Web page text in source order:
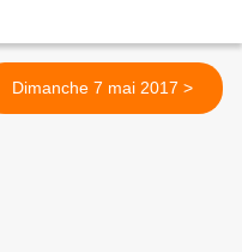
Dimanche 7 mai 2017 >